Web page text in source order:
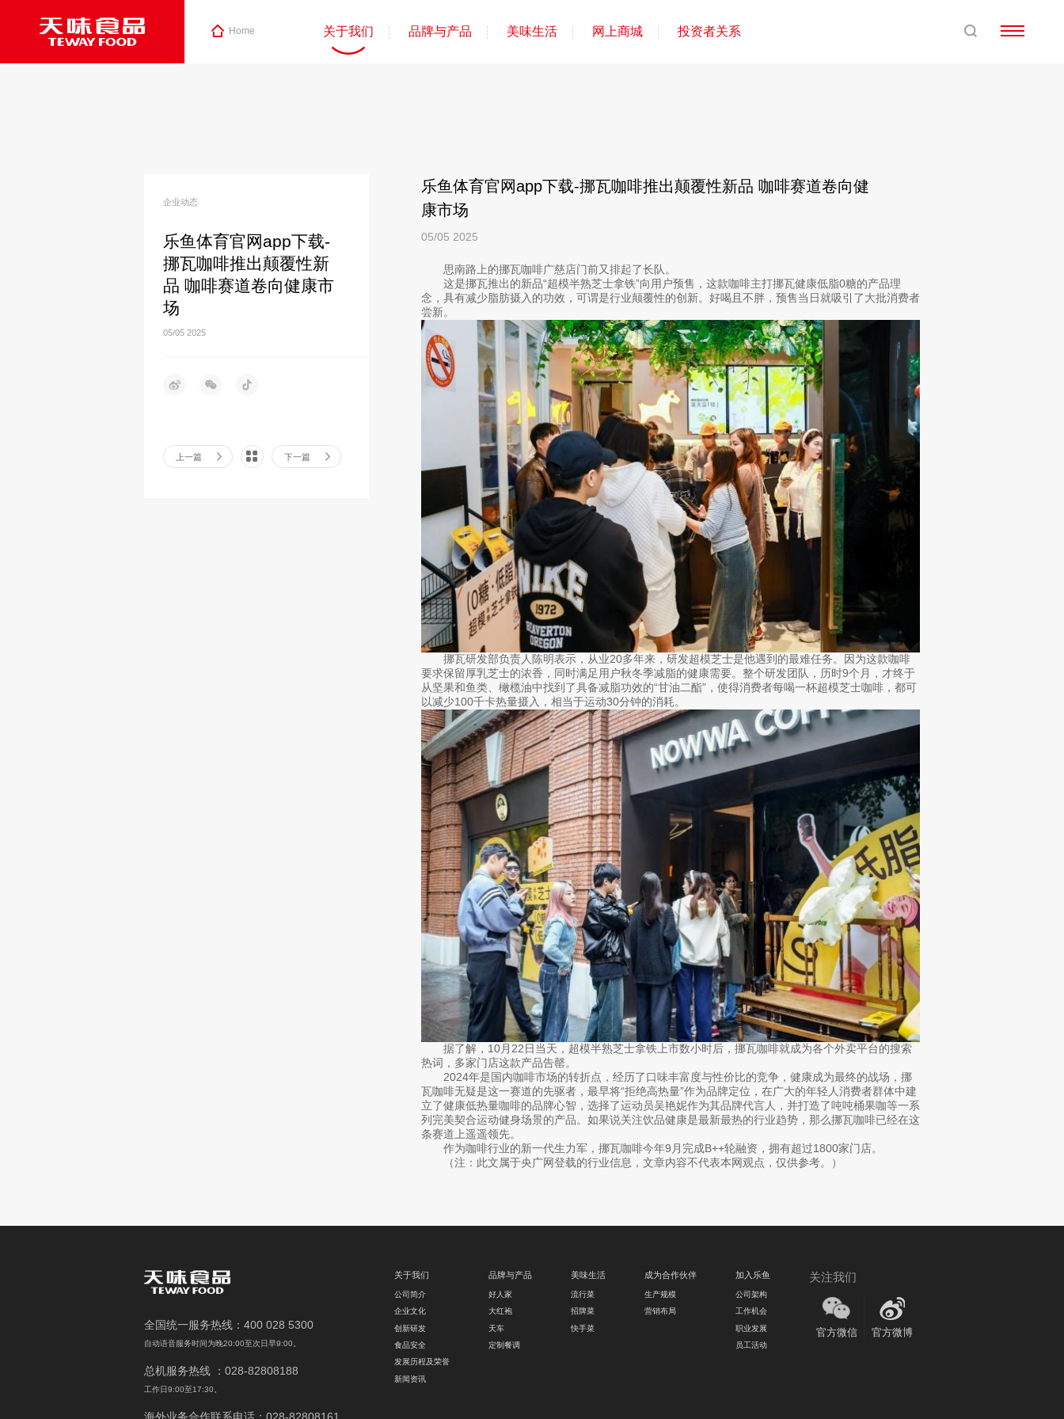
Home 关于我们 品牌与产品 美味生活 网上商城 投资者关系
企业动态
乐鱼体育官网app下载-
挪瓦咖啡推出颠覆性新
品 咖啡赛道卷向健康市
场
05/05 2025
上一篇 下一篇
乐鱼体育官网app下载-挪瓦咖啡推出颠覆性新品 咖啡赛道卷向健
康市场
05/05 2025
思南路上的挪瓦咖啡广慈店门前又排起了长队。
这是挪瓦推出的新品“超模半熟芝士拿铁”向用户预售，这款咖啡主打挪瓦健康低脂0糖的产品理
念，具有减少脂肪摄入的功效，可谓是行业颠覆性的创新。好喝且不胖，预售当日就吸引了大批消费者
尝新。
挪瓦研发部负责人陈明表示，从业20多年来，研发超模芝士是他遇到的最难任务。因为这款咖啡
要求保留厚乳芝士的浓香，同时满足用户秋冬季减脂的健康需要。整个研发团队，历时9个月，才终于
从坚果和鱼类、橄榄油中找到了具备减脂功效的“甘油二酯”，使得消费者每喝一杯超模芝士咖啡，都可
以减少100千卡热量摄入，相当于运动30分钟的消耗。
据了解，10月22日当天，超模半熟芝士拿铁上市数小时后，挪瓦咖啡就成为各个外卖平台的搜索
热词，多家门店这款产品告罄。
2024年是国内咖啡市场的转折点，经历了口味丰富度与性价比的竞争，健康成为最终的战场，挪
瓦咖啡无疑是这一赛道的先驱者，最早将“拒绝高热量”作为品牌定位，在广大的年轻人消费者群体中建
立了健康低热量咖啡的品牌心智，选择了运动员吴艳妮作为其品牌代言人，并打造了吨吨桶果咖等一系
列完美契合运动健身场景的产品。如果说关注饮品健康是最新最热的行业趋势，那么挪瓦咖啡已经在这
条赛道上遥遥领先。
作为咖啡行业的新一代生力军，挪瓦咖啡今年9月完成B++轮融资，拥有超过1800家门店。
（注：此文属于央广网登载的行业信息，文章内容不代表本网观点，仅供参考。）
全国统一服务热线：400 028 5300
自动语音服务时间为晚20:00至次日早9:00。
总机服务热线 ：028-82808188
工作日9:00至17:30。
关注我们
官方微信 官方微博
关于我们
公司简介
企业文化
创新研发
食品安全
发展历程及荣誉
新闻资讯
品牌与产品
好人家
大红袍
天车
定制餐调
美味生活
流行菜
招牌菜
快手菜
成为合作伙伴
生产规模
营销布局
加入乐鱼
公司架构
工作机会
职业发展
员工活动